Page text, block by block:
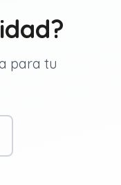
para tu